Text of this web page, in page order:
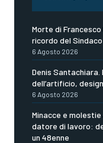
Morte di Francesco
ricordo del
6 Agosto 2026
Denis Santachiara.
dell’artificio,
6 Agosto 2026
Minacce e molestie
datore di lavoro:
un 48enne